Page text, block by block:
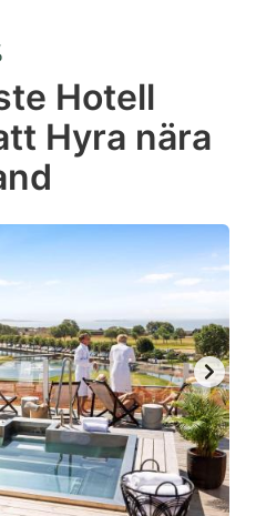
a
date.
question
mark
to
get
the
keyboard
shortcuts
for
Hotell
Hyra nära